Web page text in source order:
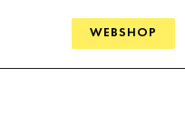
WEBSHOP